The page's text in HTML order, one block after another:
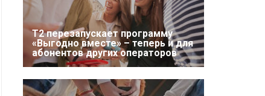
Т2 перезапускает программу
«Выгодно вместе» – теперь и для
абонентов других операторов